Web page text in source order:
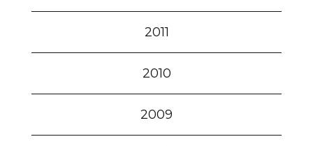
2011
2010
2009